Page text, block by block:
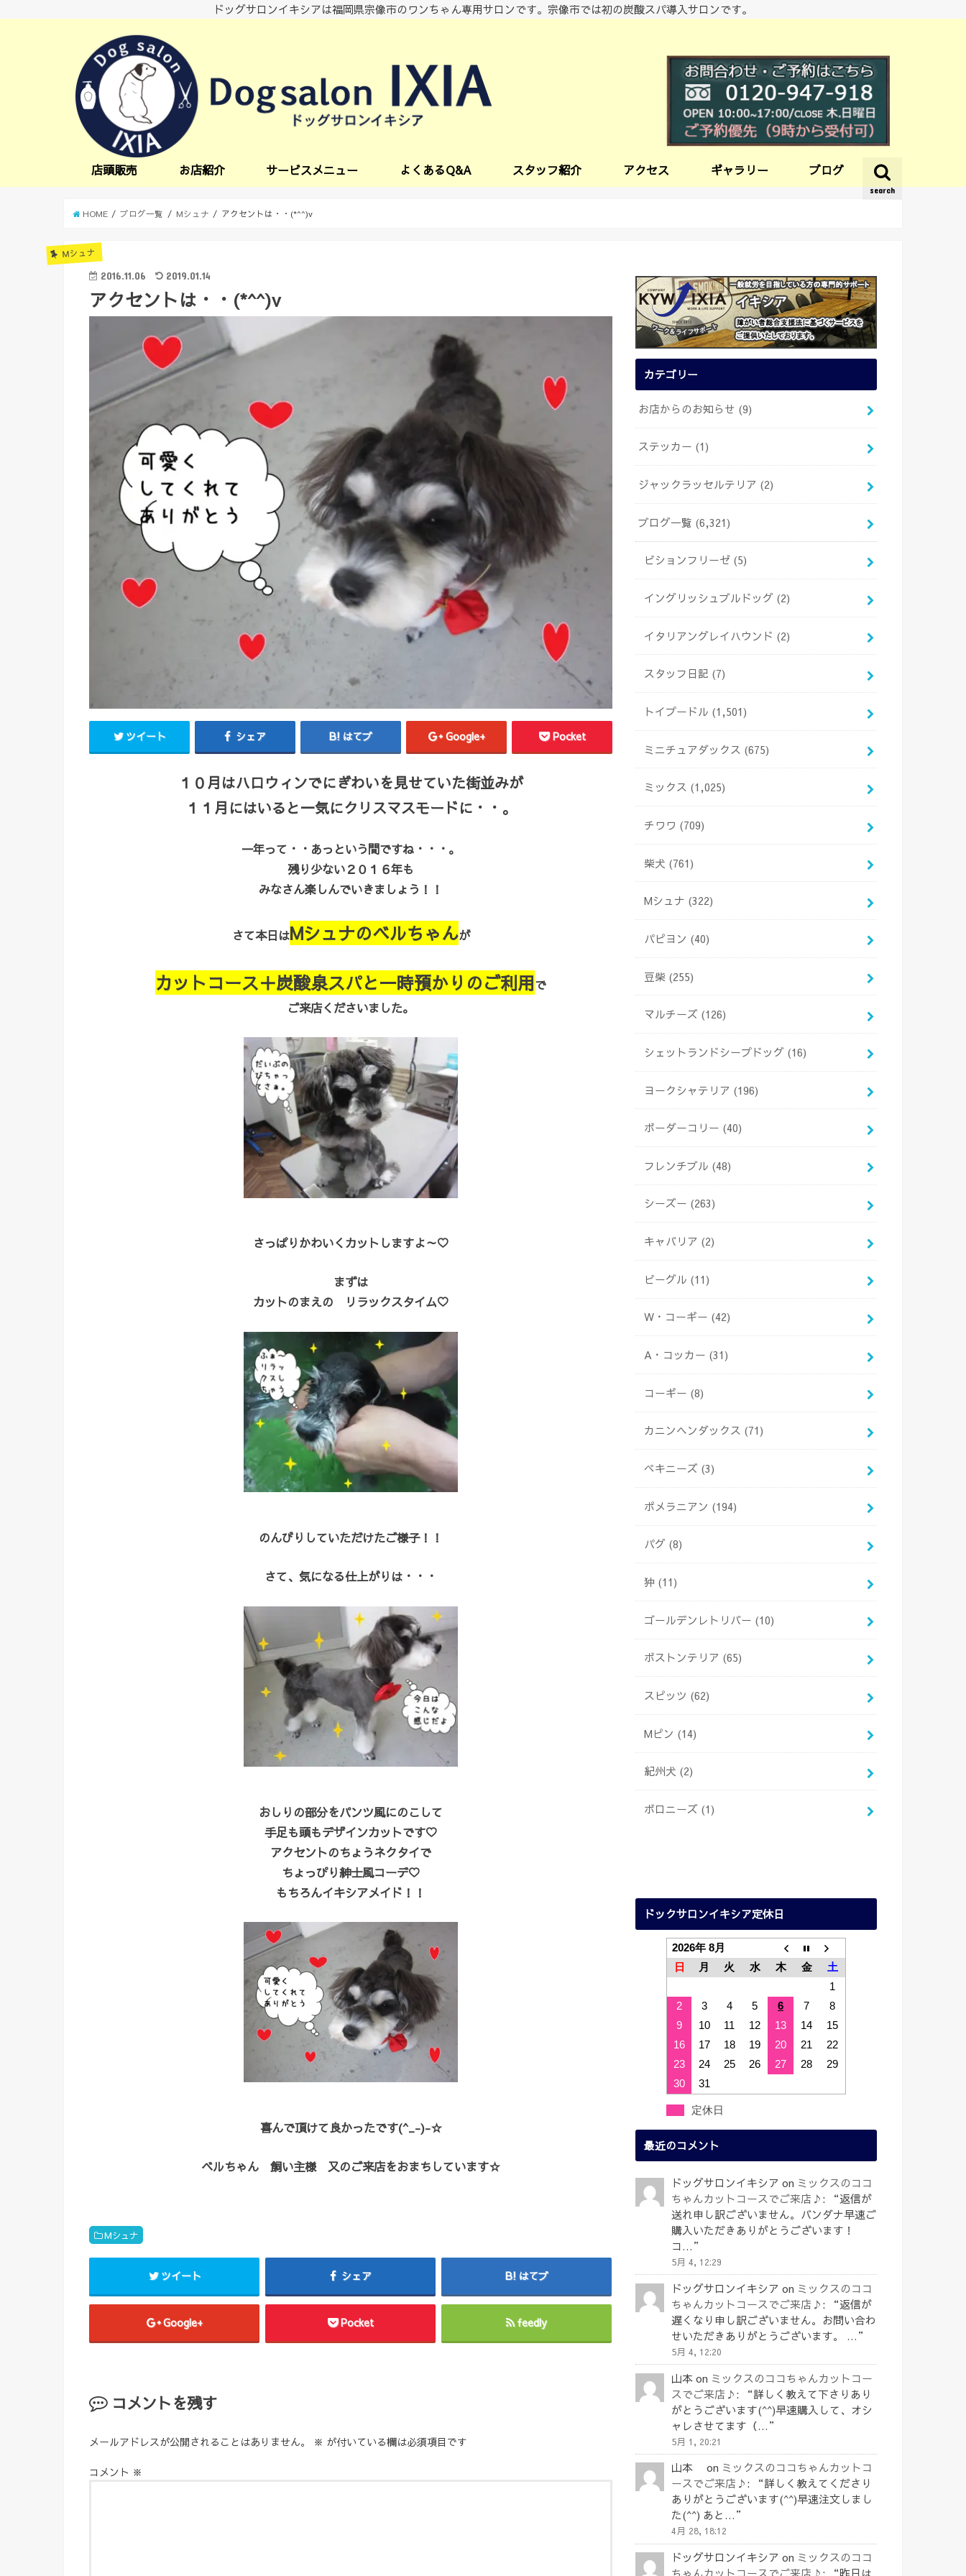
ドッグサロンイキシアは福岡県宗像市のワンちゃん専用サロンです。宗像市では初の炭酸スパ導入サロンです。
search
店頭販売 お店紹介 サービスメニュー よくあるQ&A スタッフ紹介 アクセス ギャラリー ブログ
HOME ブログ一覧 Mシュナ アクセントは・・(*^^)v
Mシュナ
2016.11.06 2019.01.14
アクセントは・・(*^^)v
ツイート シェア はてブ Google+ Pocket
１０月はハロウィンでにぎわいを見せていた街並みが
１１月にはいると一気にクリスマスモードに・・。
一年って・・あっという間ですね・・・。
残り少ない２０１６年も
みなさん楽しんでいきましょう！！
さて本日はMシュナのベルちゃんが
カットコース＋炭酸泉スパと一時預かりのご利用で
ご来店くださいました。
さっぱりかわいくカットしますよ～♡
まずは
カットのまえの リラックスタイム♡
のんびりしていただけたご様子！！
さて、気になる仕上がりは・・・
おしりの部分をパンツ風にのこして
手足も頭もデザインカットです♡
アクセントのちょうネクタイで
ちょっぴり紳士風コーデ♡
もちろんイキシアメイド！！
喜んで頂けて良かったです(^_-)-☆
ベルちゃん 飼い主様 又のご来店をおまちしています☆
Mシュナ
ツイート シェア はてブ
Google+ Pocket feedly
コメントを残す
メールアドレスが公開されることはありません。 ※ が付いている欄は必須項目です
コメント ※
カテゴリー
お店からのお知らせ (9)
ステッカー (1)
ジャックラッセルテリア (2)
ブログ一覧 (6,321)
ビションフリーゼ (5)
イングリッシュブルドッグ (2)
イタリアングレイハウンド (2)
スタッフ日記 (7)
トイプードル (1,501)
ミニチュアダックス (675)
ミックス (1,025)
チワワ (709)
柴犬 (761)
Mシュナ (322)
パピヨン (40)
豆柴 (255)
マルチーズ (126)
シェットランドシープドッグ (16)
ヨークシャテリア (196)
ボーダーコリー (40)
フレンチブル (48)
シーズー (263)
キャバリア (2)
ビーグル (11)
W・コーギー (42)
A・コッカー (31)
コーギー (8)
カニンヘンダックス (71)
ペキニーズ (3)
ポメラニアン (194)
パグ (8)
狆 (11)
ゴールデンレトリバー (10)
ボストンテリア (65)
スピッツ (62)
Mピン (14)
紀州犬 (2)
ボロニーズ (1)
ドックサロンイキシア定休日
2026年 8月
日
月 火 水 木 金
土
1
2
3 4 5 6 7
8
9
10 11 12 13 14
15
16
17 18 19 20 21
22
23
24 25 26 27 28
29
30
31
定休日
最近のコメント
ドッグサロンイキシア on ミックスのココ
ちゃんカットコースでご来店♪ : “返信が
送れ申し訳ございません。バンダナ早速ご
購入いただきありがとうございます！
コ… ”
5月 4, 12:29
ドッグサロンイキシア on ミックスのココ
ちゃんカットコースでご来店♪ : “返信が
遅くなり申し訳ございません。お問い合わ
せいただきありがとうございます。 … ”
5月 4, 12:20
山本 on ミックスのココちゃんカットコー
スでご来店♪ : “詳しく教えて下さりあり
がとうございます(^^)早速購入して、オシ
ャレさせてます（… ”
5月 1, 20:21
山本 on ミックスのココちゃんカットコ
ースでご来店♪ : “詳しく教えてくださり
ありがとうございます(^^)早速注文しまし
た(^^) あと… ”
4月 28, 18:12
ドッグサロンイキシア on ミックスのココ